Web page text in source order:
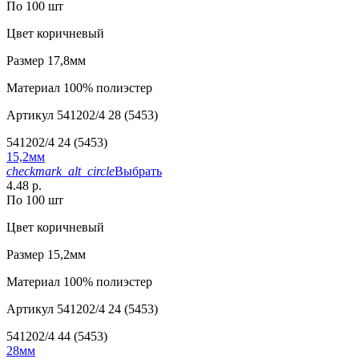
По 100 шт
Цвет коричневый
Размер 17,8мм
Материал 100% полиэстер
Артикул 541202/4 28 (5453)
541202/4 24 (5453)
15,2мм
checkmark_alt_circleВыбрать
4.48 р.
По 100 шт
Цвет коричневый
Размер 15,2мм
Материал 100% полиэстер
Артикул 541202/4 24 (5453)
541202/4 44 (5453)
28мм